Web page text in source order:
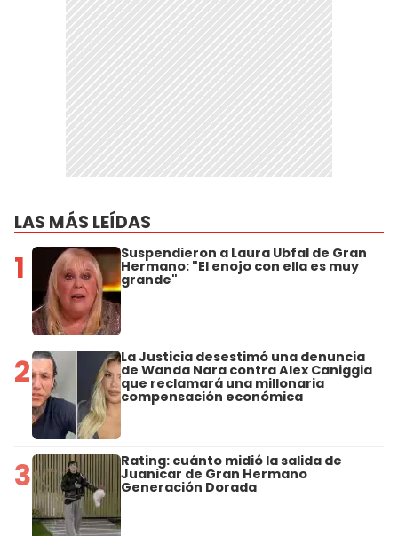
LAS MÁS LEÍDAS
1 Suspendieron a Laura Ubfal de Gran
Hermano: "El enojo con ella es muy
grande"
2 La Justicia desestimó una denuncia
de Wanda Nara contra Alex Caniggia
que reclamará una millonaria
compensación económica
3 Rating: cuánto midió la salida de
Juanicar de Gran Hermano
Generación Dorada